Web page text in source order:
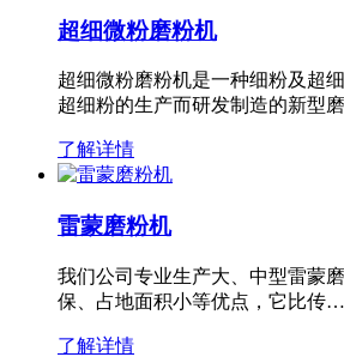
超细微粉磨粉机
超细微粉磨粉机是一种细粉及超
超细粉的生产而研发制造的新型
了解详情
雷蒙磨粉机
我们公司专业生产大、中型雷蒙
保、占地面积小等优点，它比传…
了解详情